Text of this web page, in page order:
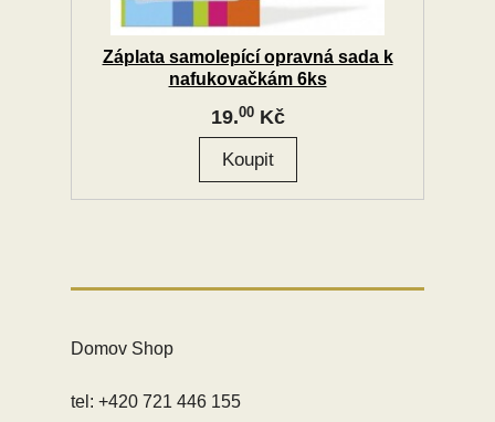
Záplata samolepící opravná sada k
nafukovačkám 6ks
19.00Kč
Domov Shop
tel: +420 721 446 155